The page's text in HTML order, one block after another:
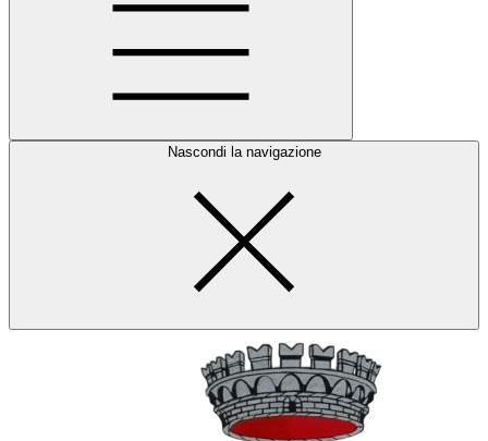
Nascondi la navigazione